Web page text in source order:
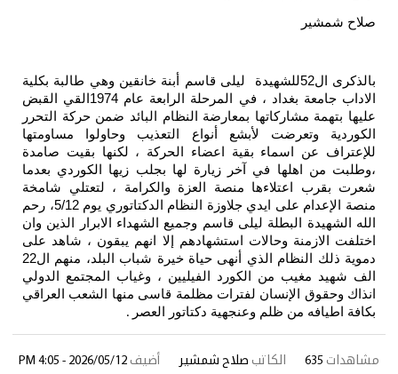
صلاح شمشير
بالذكرى ال52للشهيدة ليلى قاسم أبنة خانقين وهي طالبة بكلية
الاداب جامعة بغداد ، في المرحلة الرابعة عام 1974القي القبض
عليها بتهمة مشاركاتها بمعارضة النظام البائد ضمن حركة التحرر
الكوردية وتعرضت لأبشع أنواع التعذيب وحاولوا مساومتها
للإعتراف عن اسماء بقية اعضاء الحركة ، لكنها بقيت صامدة
،وطلبت من اهلها في آخر زيارة لها بجلب زيها الكوردي بعدما
شعرت بقرب اعتلاءها منصة العزة والكرامة ، لتعتلي شامخة
منصة الإعدام على ايدي جلاوزة النظام الدكتاتوري يوم 5/12، رحم
الله الشهيدة البطلة ليلى قاسم وجميع الشهداء الابرار الذين وان
اختلفت الازمنة وحالات استشهادهم إلا انهم يبقون ، شاهد على
دموية ذلك النظام الذي أنهى حياة خيرة شباب البلد، منهم ال22
الف شهيد مغيب من الكورد الفيليين ، وغياب المجتمع الدولي
انذاك وحقوق الإنسان لفترات مظلمة قاسى منها الشعب العراقي
بكافة اطيافه من ظلم وعنجهية دكتاتور العصر .
مشاهدات 635 الكاتب صلاح شمشير أضيف 2026/05/12 - 4:05 PM